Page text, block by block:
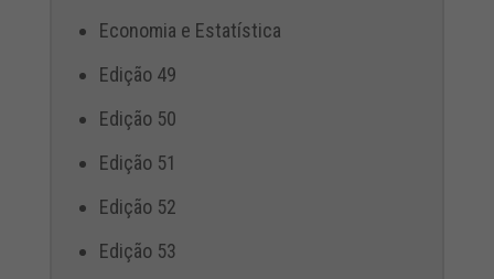
Economia e Estatística
Edição 49
Edição 50
Edição 51
Edição 52
Edição 53